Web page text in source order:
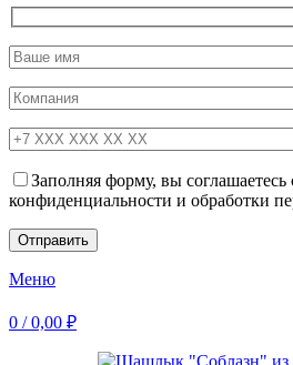
Заполняя форму, вы
конфиденциальности и обработки
Меню
0 / 0,00 ₽